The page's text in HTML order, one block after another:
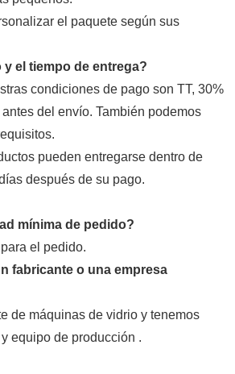
el paquete según sus
y el tiempo de entrega?
condiciones de pago son TT, 30%
del envío. También podemos
pueden entregarse dentro de
después de su pago.
mínima de pedido?
el pedido.
fabricante o una empresa
de máquinas de vidrio y tenemos
equipo de producción .